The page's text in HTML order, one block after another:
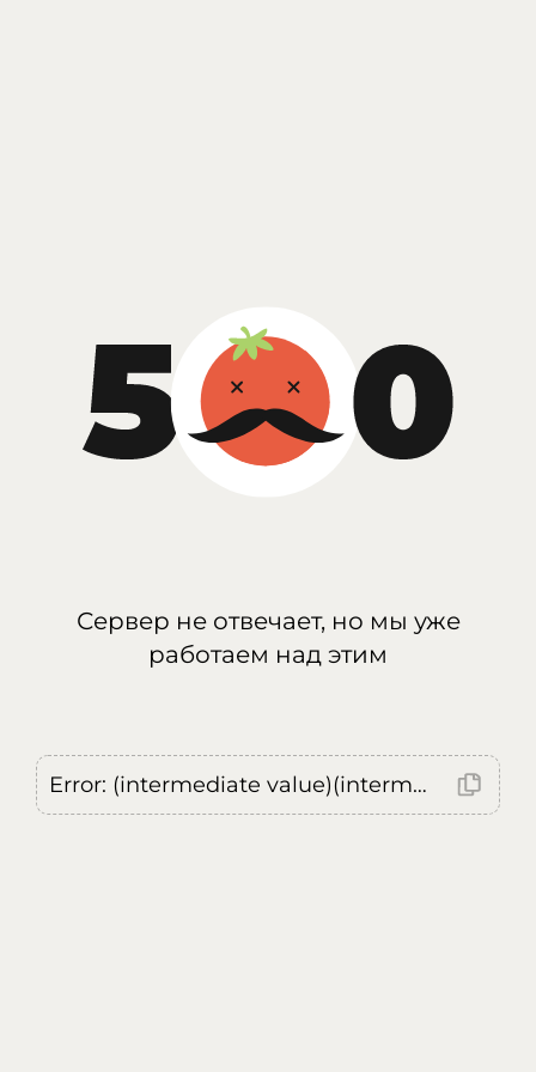
Сервер не отвечает, но мы уже
работаем над этим
Error: (intermediate value)(intermediate value)(intermediate value).replaceAll is not a function